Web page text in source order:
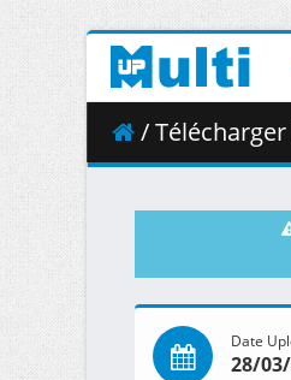
/ Télécharger
Date
28/